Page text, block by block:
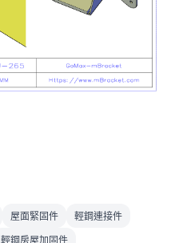
屋面緊固件
輕鋼連接件
輕鋼房屋加固件